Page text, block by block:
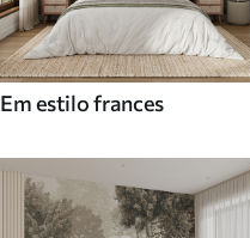
Em estilo frances